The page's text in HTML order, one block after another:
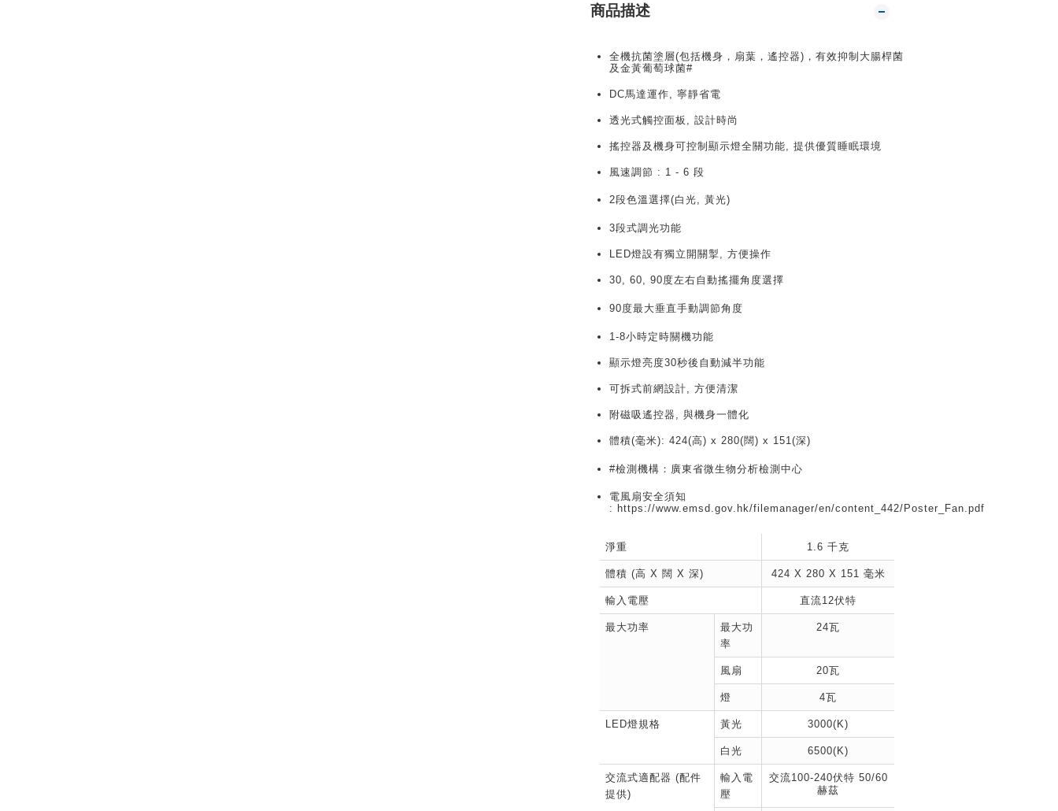
商品描述
全機抗菌塗層(包括機身，扇葉，遙控器)，有效抑制大腸桿菌
及金黃葡萄球菌#
DC馬達運作, 寧靜省電
透光式觸控面板, 設計時尚
搖控器及機身可控制顯示燈全關功能, 提供優質睡眠環境
風速調節 : 1 - 6 段
2段色溫選擇(白 光, 黃光)
3段式調光功能
LED燈設有獨立開關掣, 方便操作
30, 60, 90度左右自動搖擺角度選擇
90度最大垂直手動調節角度
1-8小時定時關機功能
顯示燈亮度30秒後自動減半功能
可拆式前網設計, 方便清潔
附磁吸遙控器, 與機身一體化
體積(毫米): 424(高) x 280(闊) x 151(深)
#檢測機構：廣東省微生物分析檢測中心
電風扇安全須知
: https://www.emsd.gov.hk/filemanager/en/content_442/Poster_Fan.pdf
淨重 1.6 千克
體積 (高 X 闊 X 深) 424 X 280 X 151 毫米
輸入電壓 直流12伏特
最大功率
最大功
率
24瓦
風扇 20瓦
燈 4瓦
LED燈規格 黃光 3000(K)
白光 6500(K)
交流式適配器 (配件
提供)
輸入電
壓
交流100-240伏特 50/60
赫茲